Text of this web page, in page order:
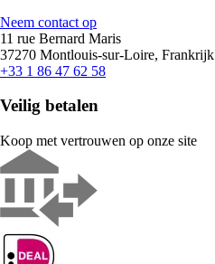
Neem contact op
11 rue Bernard Maris
37270 Montlouis-sur-Loire, Frankrijk
+33 1 86 47 62 58
Veilig betalen
Koop met vertrouwen op onze site